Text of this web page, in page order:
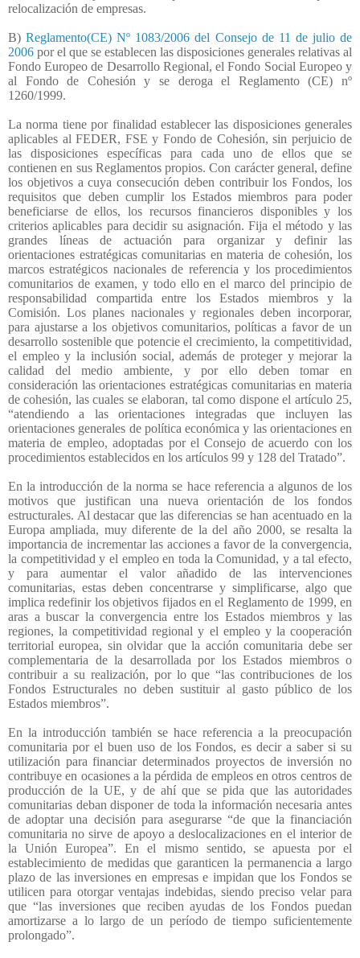
relocalización de empresas.
B)Reglamento(CE) Nº 1083/2006 del Consejo de 11 de julio de
2006 por el que se establecen las disposiciones generales relativas al
Fondo Europeo de Desarrollo Regional, el Fondo Social Europeo y
al Fondo de Cohesión y se deroga el Reglamento (CE) nº
1260/1999.
La norma tiene por finalidad establecer las disposiciones generales
aplicables al FEDER, FSE y Fondo de Cohesión, sin perjuicio de
las disposiciones específicas para cada uno de ellos que se
contienen en sus Reglamentos propios. Con carácter general, define
los objetivos a cuya consecución deben contribuir los Fondos, los
requisitos que deben cumplir los Estados miembros para poder
beneficiarse de ellos, los recursos financieros disponibles y los
criterios aplicables para decidir su asignación. Fija el método y las
grandes líneas de actuación para organizar y definir las
orientaciones estratégicas comunitarias en materia de cohesión, los
marcos estratégicos nacionales de referencia y los procedimientos
comunitarios de examen, y todo ello en el marco del principio de
responsabilidad compartida entre los Estados miembros y la
Comisión. Los planes nacionales y regionales deben incorporar,
para ajustarse a los objetivos comunitarios, políticas a favor de un
desarrollo sostenible que potencie el crecimiento, la competitividad,
el empleo y la inclusión social, además de proteger y mejorar la
calidad del medio ambiente, y por ello deben tomar en
consideración las orientaciones estratégicas comunitarias en materia
de cohesión, las cuales se elaboran, tal como dispone el artículo 25,
“atendiendo a las orientaciones integradas que incluyen las
orientaciones generales de política económica y las orientaciones en
materia de empleo, adoptadas por el Consejo de acuerdo con los
procedimientos establecidos en los artículos 99 y 128 del Tratado”.
En la introducción de la norma se hace referencia a algunos de los
motivos que justifican una nueva orientación de los fondos
estructurales. Al destacar que las diferencias se han acentuado en la
Europa ampliada, muy diferente de la del año 2000, se resalta la
importancia de incrementar las acciones a favor de la convergencia,
la competitividad y el empleo en toda la Comunidad, y a tal efecto,
y para aumentar el valor añadido de las intervenciones
comunitarias, estas deben concentrarse y simplificarse, algo que
implica redefinir los objetivos fijados en el Reglamento de 1999, en
aras a buscar la convergencia entre los Estados miembros y las
regiones, la competitividad regional y el empleo y la cooperación
territorial europea, sin olvidar que la acción comunitaria debe ser
complementaria de la desarrollada por los Estados miembros o
contribuir a su realización, por lo que “las contribuciones de los
Fondos Estructurales no deben sustituir al gasto público de los
Estados miembros”.
En la introducción también se hace referencia a la preocupación
comunitaria por el buen uso de los Fondos, es decir a saber si su
utilización para financiar determinados proyectos de inversión no
contribuye en ocasiones a la pérdida de empleos en otros centros de
producción de la UE, y de ahí que se pida que las autoridades
comunitarias deban disponer de toda la información necesaria antes
de adoptar una decisión para asegurarse “de que la financiación
comunitaria no sirve de apoyo a deslocalizaciones en el interior de
la Unión Europea”. En el mismo sentido, se apuesta por el
establecimiento de medidas que garanticen la permanencia a largo
plazo de las inversiones en empresas e impidan que los Fondos se
utilicen para otorgar ventajas indebidas, siendo preciso velar para
que “las inversiones que reciben ayudas de los Fondos puedan
amortizarse a lo largo de un período de tiempo suficientemente
prolongado”.